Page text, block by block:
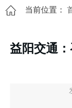
当前位置：
益阳交通